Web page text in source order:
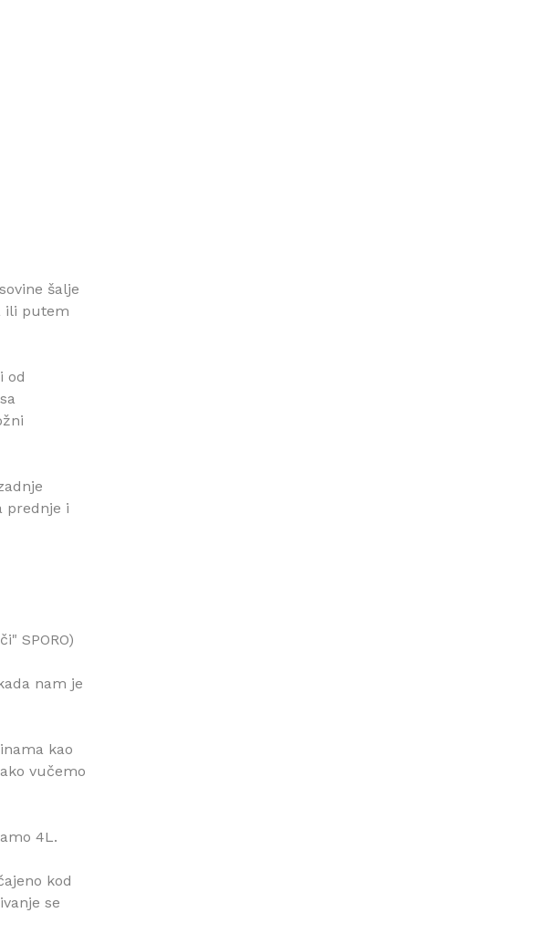
šalje
ili putem
od
prednje i
SPORO)
nam je
kao
vučemo
4L.
kod
se